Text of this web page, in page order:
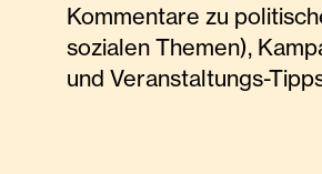
Kommentare zu
sozialen Themen),
und Veranstaltungs-